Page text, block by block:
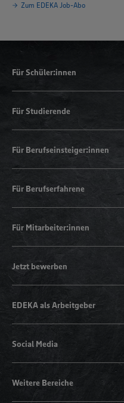
Zum EDEKA Job-Abo
Für Schüler:innen
Für Studierende
Für Berufseinsteiger:innen
Für Berufserfahrene
Für Mitarbeiter:innen
Jetzt bewerben
EDEKA als Arbeitgeber
Social Media
Weitere Bereiche